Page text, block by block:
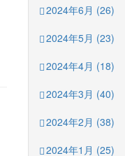
2024年6月 (26)
2024年5月 (23)
2024年4月 (18)
2024年3月 (40)
2024年2月 (38)
2024年1月 (25)